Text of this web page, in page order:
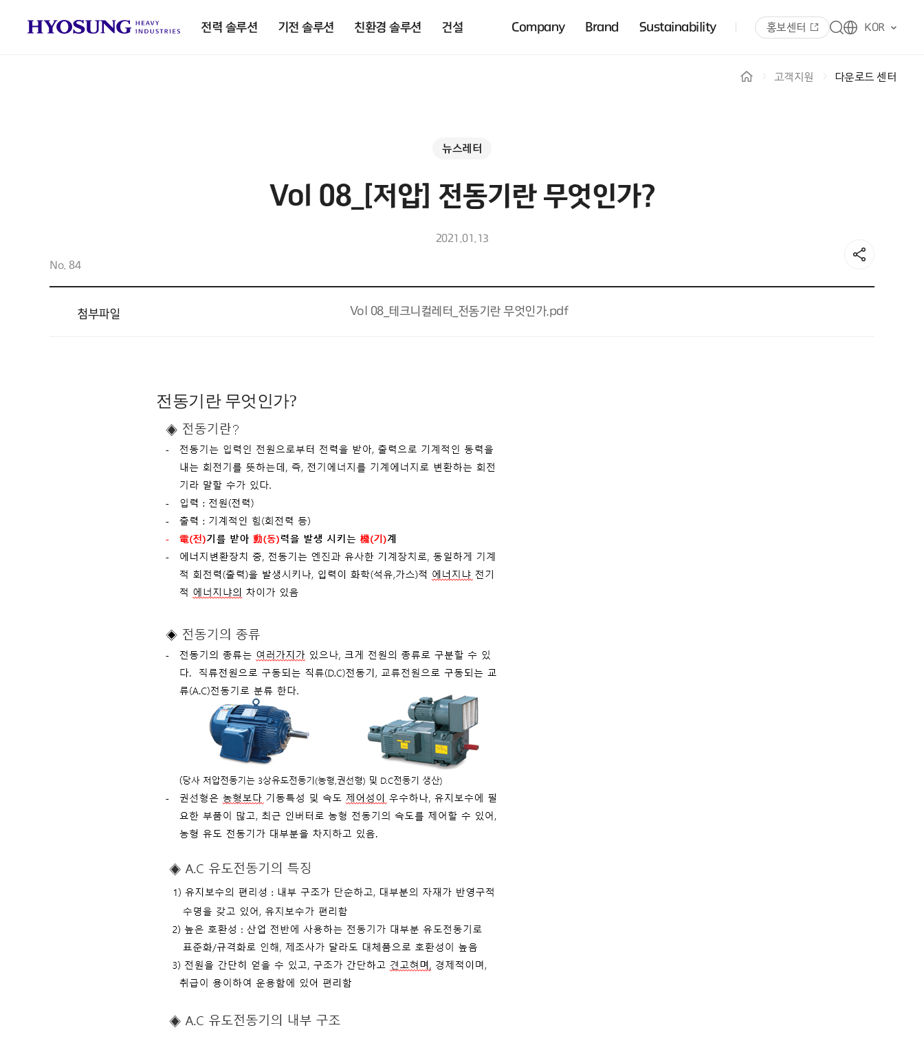
전력 솔루션 기전 솔루션 친환경 솔루션 건설 Company Brand Sustainability 홍보센터 KOR
고객지원 다운로드 센터
뉴스레터
Vol 08_[저압] 전동기란 무엇인가?
2021.01.13
No. 84
첨부파일 Vol 08_테크니컬레터_전동기란 무엇인가.pdf
전동기란 무엇인가?